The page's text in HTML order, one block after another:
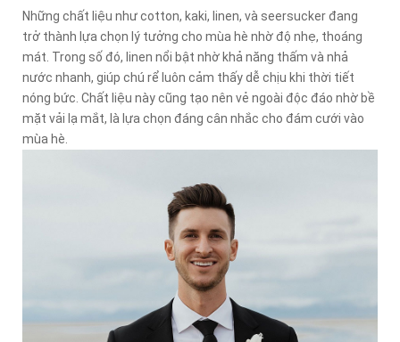
Những chất liệu như cotton, kaki, linen, và seersucker đang
trở thành lựa chọn lý tưởng cho mùa hè nhờ độ nhẹ, thoáng
mát. Trong số đó, linen nổi bật nhờ khả năng thấm và nhả
nước nhanh, giúp chú rể luôn cảm thấy dễ chịu khi thời tiết
nóng bức. Chất liệu này cũng tạo nên vẻ ngoài độc đáo nhờ bề
mặt vải lạ mắt, là lựa chọn đáng cân nhắc cho đám cưới vào
mùa hè.